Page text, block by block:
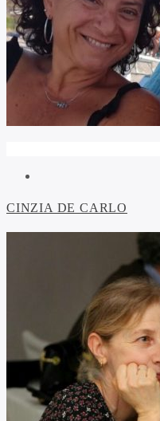
CINZIA DE CARLO